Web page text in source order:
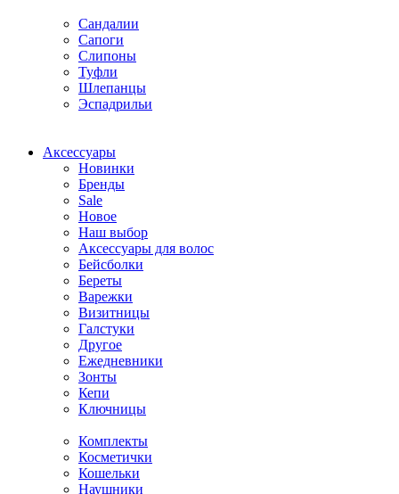
Сандалии
Сапоги
Слипоны
Туфли
Шлепанцы
Эспадрильи
Аксессуары
Новинки
Бренды
Sale
Новое
Наш выбор
Аксессуары для волос
Бейсболки
Береты
Варежки
Визитницы
Галстуки
Другое
Ежедневники
Зонты
Кепи
Ключницы
Комплекты
Косметички
Кошельки
Наушники